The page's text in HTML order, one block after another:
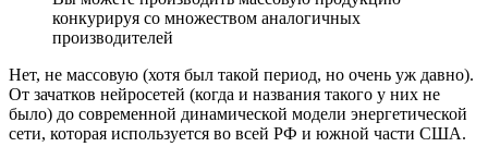
конкурируя со множеством аналогичных
производителей
Нет, не массовую (хотя был такой период, но очень уж давно).
От зачатков нейросетей (когда и названия такого у них не
было) до современной динамической модели энергетической
сети, которая используется во всей РФ и южной части США.